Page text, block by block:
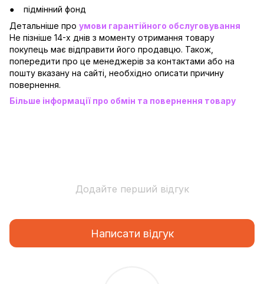
підмінний фонд
Детальніше про умови гарантійного обслуговування
Не пізніше 14-х днів з моменту отримання товару
покупець має відправити його продавцю. Також,
попередити про це менеджерів за контактами або на
пошту вказану на сайті, необхідно описати причину
повернення.
Більше інформації про обмін та повернення товару
Додайте перший відгук
Написати відгук